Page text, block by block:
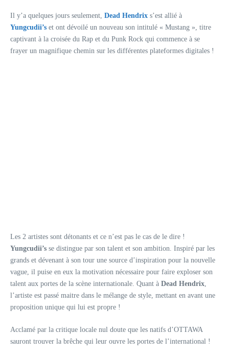
Il y’a quelques jours seulement, Dead Hendrix s’est allié à
Yungcudii’s et ont dévoilé un nouveau son intitulé « Mustang », titre
captivant à la croisée du Rap et du Punk Rock qui commence à se
frayer un magnifique chemin sur les différentes plateformes digitales !
Les 2 artistes sont détonants et ce n’est pas le cas de le dire !
Yungcudii’s se distingue par son talent et son ambition. Inspiré par les
grands et dévenant à son tour une source d’inspiration pour la nouvelle
vague, il puise en eux la motivation nécessaire pour faire exploser son
talent aux portes de la scène internationale. Quant à Dead Hendrix
l’artiste est passé maitre dans le mélange de style, mettant en avant une
proposition unique qui lui est propre !
Acclamé par la critique locale nul doute que les natifs d’OTTAWA
sauront trouver la brêche qui leur ouvre les portes de l’international !